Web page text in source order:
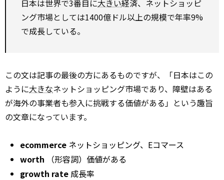
日本は世界で3番目に大きい経済、ネットショッピ
ング市場としては1400億ドル以上の規模で年率9%
で成長している。
この文は記事の最後の方にあるものですが、「日本はこの
ように大きなネットショッピング市場であり、障壁はある
が海外の事業者も参入に挑戦する価値がある」という趣旨
の文章になっています。
ecommerce ネットショッピング、Eコマース
worth （形容詞）価値がある
growth rate 成長率